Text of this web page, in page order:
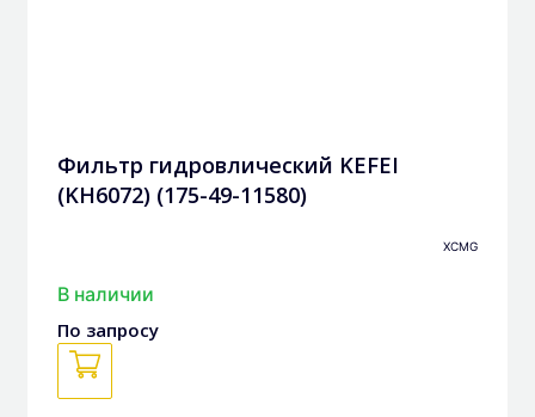
Фильтр гидровлический KEFEI
(KH6072) (175-49-11580)
XCMG
В наличии
По запросу